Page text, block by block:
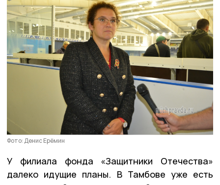
Фото: Денис Ерёмин
У филиала фонда «Защитники Отечества»
далеко идущие планы. В Тамбове уже есть